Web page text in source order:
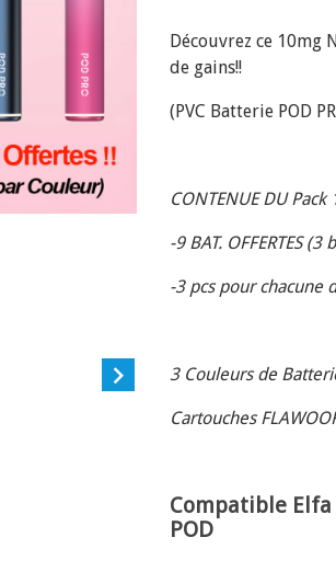

Découvrez ce 10mg
de gains!!
(PVC Batterie POD
CONTENUE DU
-9 BAT. OFFERTES
-3 pcs pour chacune
3 Couleurs de
Cartouches
Compatible Elfa
POD